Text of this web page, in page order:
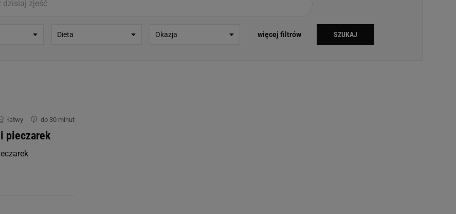
Dieta Okazja więcej filtrów SZUKAJ
łatwy do 30 minut
pieczarek
na urządzeniu lub dostęp do nich. Spersonalizowane reklamy i treści, pomiar reklam i treści,